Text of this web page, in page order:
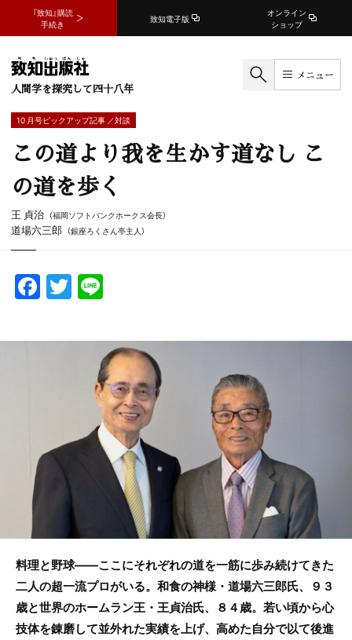
『致知』購読
手続き
致知電子版
オンライン
ショップ
人間学を探究して四十八年
メニュー
10 月号ピックアップ記事 ／対談
この道より我を生かす道なし こ
の道を歩く
王 貞治 （福岡ソフトバンクホークス会長）
道場六三郎 （銀座ろくさん亭主人）
F
a
c
k
T
w
itte
料理と野球――ここにそれぞれの道を一筋に歩み続けてきた
二人の超一流プロがいる。和食の神様・道場六三郎氏、９３
歳と世界のホームラン王・王貞治氏、８４歳。若い頃から心
技体を錬磨して並外れた実績を上げ、高めた自分で以て後進